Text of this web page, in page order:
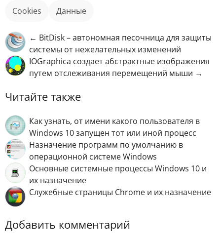
cookies данные
← BitDisk – автономная песочница для защиты
системы от нежелательных изменений
IOGraphica создает абстрактные изображения
путем отслеживания перемещений мыши →
Читайте также
Как узнать, от имени какого пользователя в
Windows 10 запущен тот или иной процесс
Назначение программ по умолчанию в
операционной системе Windows
Основные системные процессы Windows 10 и
их назначение
Служебные страницы Chrome и их назначение
Добавить комментарий